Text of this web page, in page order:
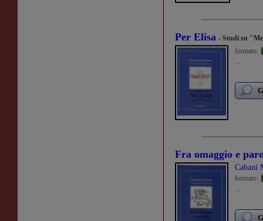
Per Elisa - Studi su
formato:
...
Fra omaggio e
Cabani
formato:
...